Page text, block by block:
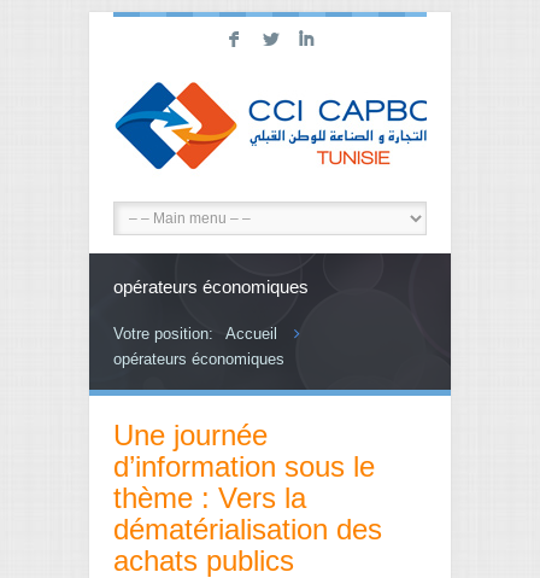
F L I
opérateurs économiques
Votre position:
Accueil
opérateurs économiques
Une journée
d’information sous le
thème : Vers la
dématérialisation des
achats publics